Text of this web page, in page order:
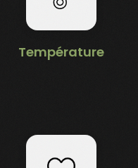
Température